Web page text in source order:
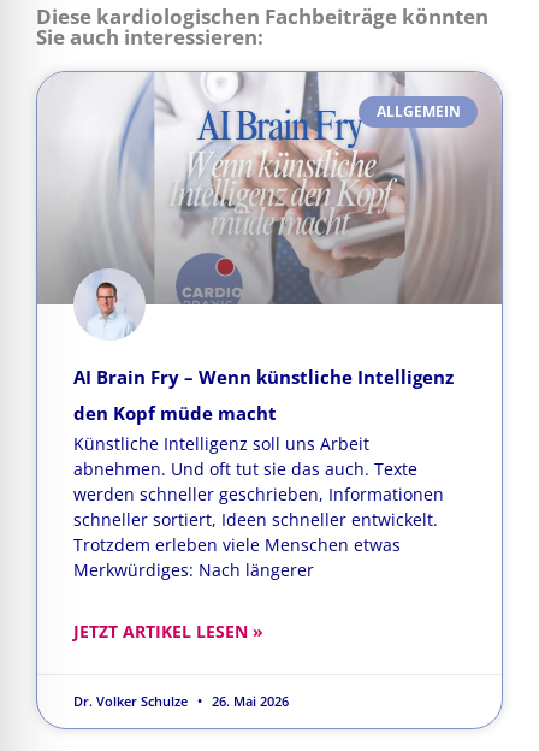
Diese kardiologischen Fachbeiträge könnten
Sie auch interessieren:
ALLGEMEIN
AI Brain Fry – Wenn künstliche Intelligenz
den Kopf müde macht
Künstliche Intelligenz soll uns Arbeit
abnehmen. Und oft tut sie das auch. Texte
werden schneller geschrieben, Informationen
schneller sortiert, Ideen schneller entwickelt.
Trotzdem erleben viele Menschen etwas
Merkwürdiges: Nach längerer
JETZT ARTIKEL LESEN »
Dr. Volker Schulze 26. Mai 2026